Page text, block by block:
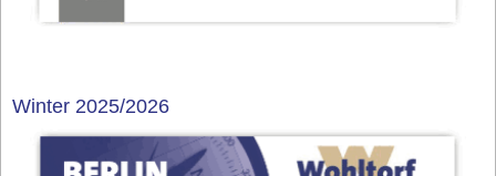
Winter 2025/2026